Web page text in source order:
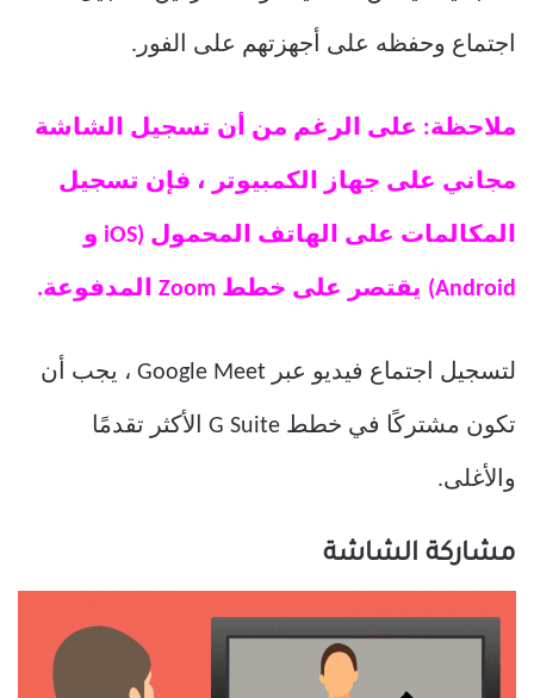
اجتماع وحفظه على أجهزتهم على الفور.
ملاحظة: على الرغم من أن تسجيل الشاشة
مجاني على جهاز الكمبيوتر ، فإن تسجيل
المكالمات على الهاتف المحمول (iOS و
Android) يقتصر على خطط Zoom المدفوعة.
لتسجيل اجتماع فيديو عبر Google Meet ، يجب أن
تكون مشتركًا في خطط G Suite الأكثر تقدمًا
والأغلى.
مشاركة الشاشة